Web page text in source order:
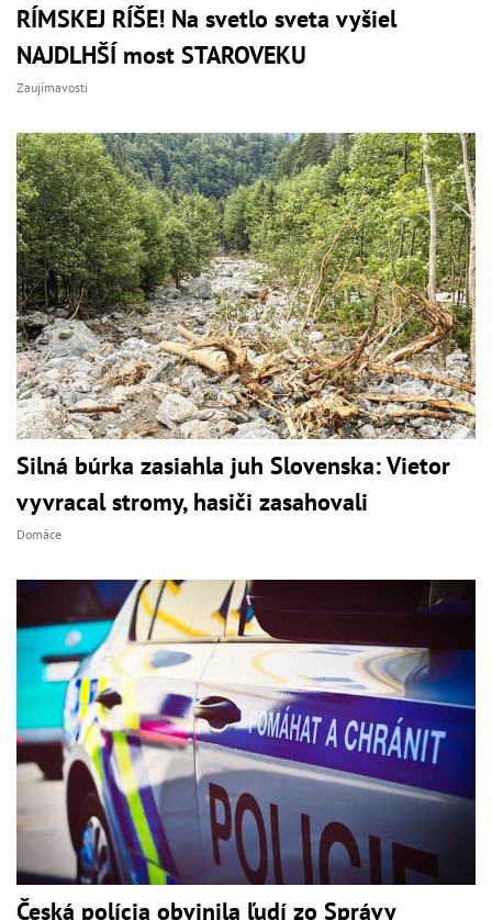
RÍMSKEJ RÍŠE! Na svetlo sveta vyšiel
NAJDLHŠÍ most STAROVEKU
Zaujímavosti
Silná búrka zasiahla juh Slovenska: Vietor
vyvracal stromy, hasiči zasahovali
Domáce
Česká polícia obvinila ľudí zo Správy